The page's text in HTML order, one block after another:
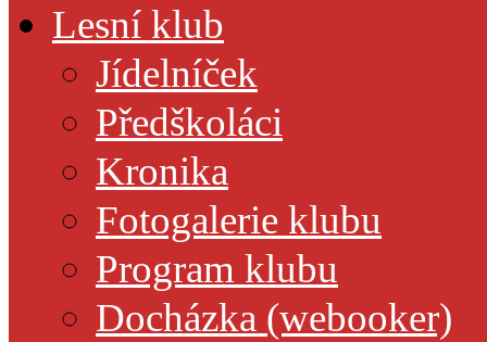
Lesní klub
Jídelníček
Předškoláci
Kronika
Fotogalerie klubu
Program klubu
Docházka (webooker)